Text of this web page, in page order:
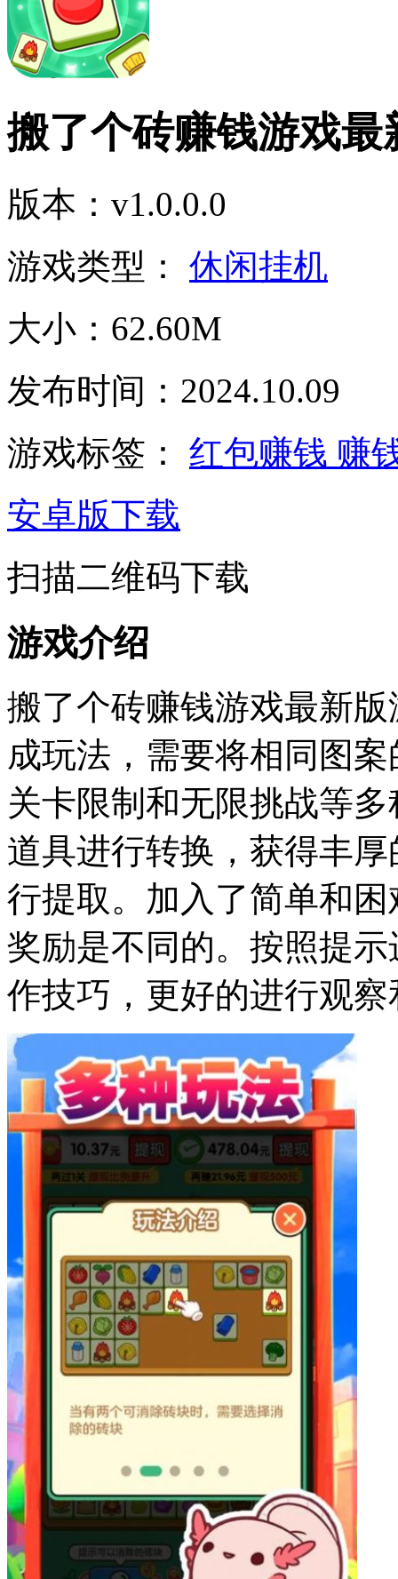
搬了个砖赚钱游戏最
版本：v1.0.0.0
游戏类型： 休闲挂机
大小：62.60M
发布时间：2024.10.09
游戏标签： 红包赚钱 赚
安卓版下载
扫描二维码下载
游戏介绍
搬了个砖赚钱游戏最新
成玩法，需要将相同图
关卡限制和无限挑战等
道具进行转换，获得丰
行提取。加入了简单和
奖励是不同的。按照提
作技巧，更好的进行观